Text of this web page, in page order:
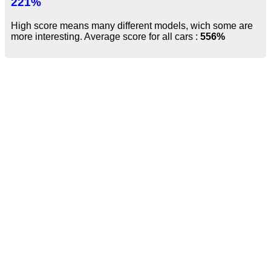
High score means many different models, wich some are
more interesting. Average score for all cars : 556%